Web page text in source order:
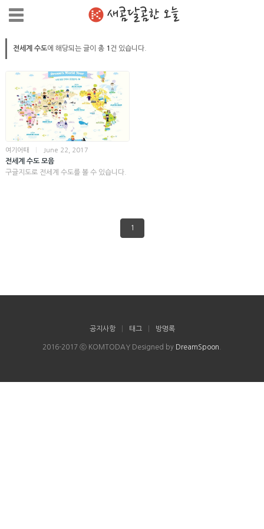
새콤달콤한 오늘
전세계 수도에 해당되는 글이 총 1 건 있습니다.
여기어때 June 22, 2017
전세계 수도 모음
구글지도로 전세계 수도를 볼 수 있습니다.
1
공지사항 태그 방명록
2016-2017 ⓒ KOMTODAY Designed by DreamSpoon